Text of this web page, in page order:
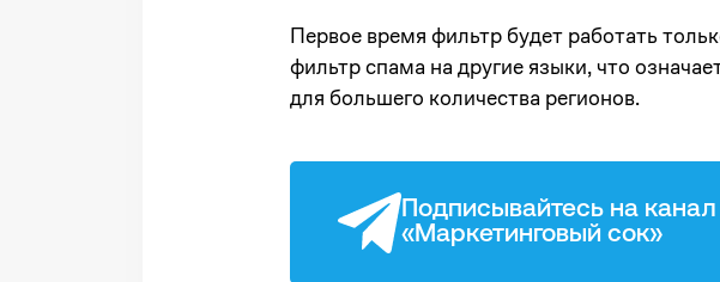
Первое время фильтр будет работать
фильтр спама на другие языки, что
для большего количества регионов.
Подписывайтесь на канал
«Маркетинговый сок»